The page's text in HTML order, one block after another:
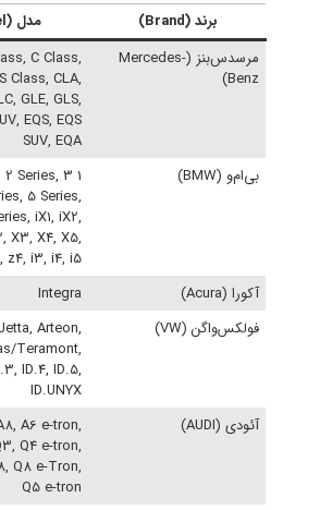
برند (Brand)
مدل (Model)
مرسدس‌بنز (Mercedes-
Benz)
C Class,
Class, CLA,
GLE, GLS,
EQS, EQS
SUV, EQA
بی‌ام‌و (BMW)
2 Series, 3
5 Series,
iX1, iX2,
X3, X4, X5,
z4, i3, i4, i5
آکورا (Acura)
Integra
فولکس‌واگن (VW)
Arteon,
Teramont,
ID.4, ID.5,
ID.UNYX
آئودی (AUDI)
A6 e-tron,
Q4 e-tron,
Q8 e-Tron,
Q5 e-tron